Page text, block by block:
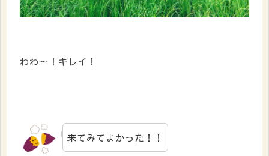
わわ～！キレイ！
来てみてよかった！！